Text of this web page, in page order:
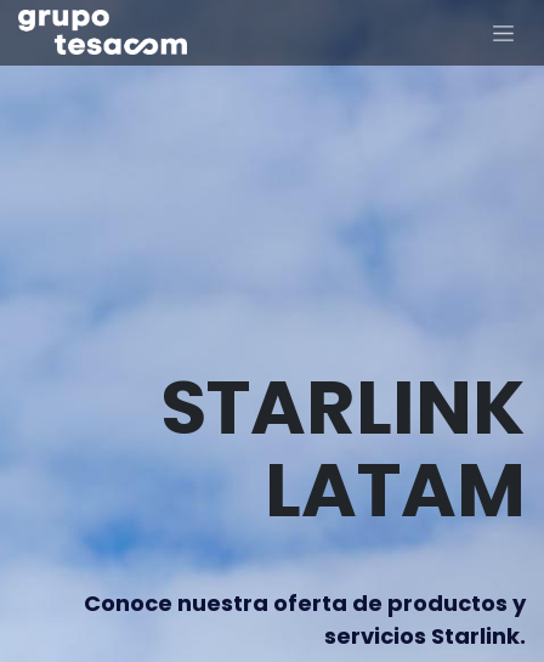
Ir al contenido
STARLINK
LATAM
Conoce nuestra oferta de productos y
servicios Starlink.